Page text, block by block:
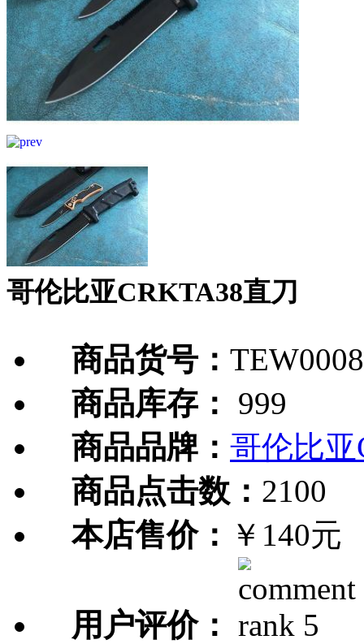
哥伦比亚CRKTA38直刀
商品货号：
商品库存：
999
商品品牌： 哥伦比亚
商品点击数： 2100
本店售价： ￥140元
用户评价：